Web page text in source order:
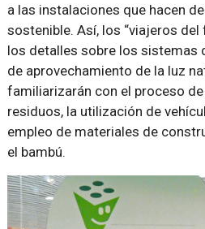
a las instalaciones que hacen
sostenible. Así, los “viajeros
los detalles sobre los sistemas
de aprovechamiento de la luz
familiarizarán con el proceso
residuos, la utilización de
empleo de materiales de
el bambú.